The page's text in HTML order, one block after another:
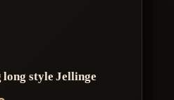
long style Jellinge